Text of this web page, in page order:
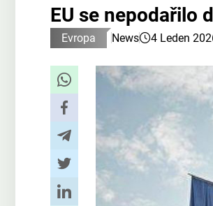
EU se nepodařilo
Evropa News 4 Leden